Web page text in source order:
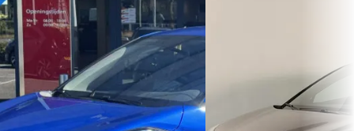
1.2 Turbo Dynamic
HANDGESCHAKELD CAMERA
PARKEERSENSOREN 1e-EIGENAAR
NL-AUTO
€ 18.900
Scherp geprijsd